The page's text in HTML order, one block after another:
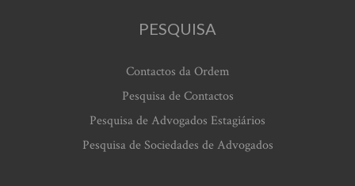
PESQUISA
Contactos da Ordem
Pesquisa de Contactos
Pesquisa de Advogados Estagiários
Pesquisa de Sociedades de Advogados